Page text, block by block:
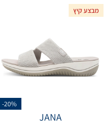
מבצע קיץ
-20%
JANA